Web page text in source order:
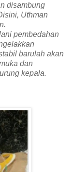
disambung
Uthman
pembedahan
barulah akan
dan
kepala.